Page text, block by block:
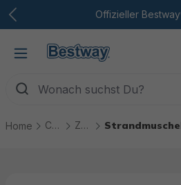
Zum Hauptinhalt Offizieller
Home Camping Zelte & Strandmuscheln